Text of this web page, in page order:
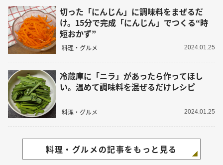
切った「にんじん」に調味料をまぜるだ
け。15分で完成「にんじん」でつくる“時
短おかず”
料理・グルメ 2024.01.25
冷蔵庫に「ニラ」があったら作ってほし
い。温めて調味料を混ぜるだけレシピ
料理・グルメ 2024.01.25
料理・グルメの記事をもっと見る